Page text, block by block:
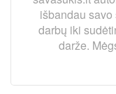
išbandau
darbų iki
darže.